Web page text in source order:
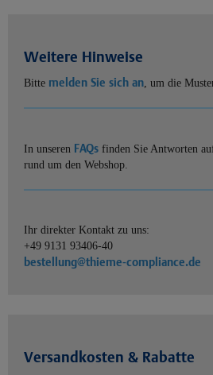
Weitere Hinweise
Bitte melden Sie sich an, um die
In unseren FAQs finden Sie Antworten
rund um den Webshop.
Ihr direkter Kontakt zu uns:
+49 9131 93406-40
bestellung@thieme-compliance.de
Versandkosten & Rabatte